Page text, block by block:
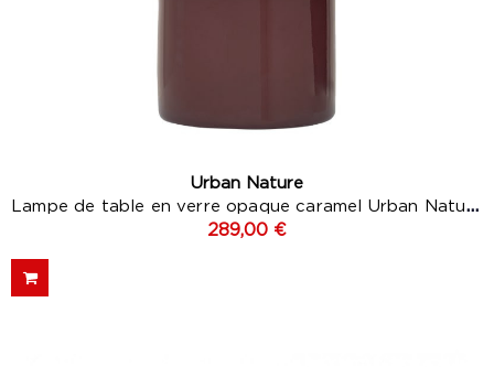
Urban Nature
Lampe de table en verre opaque caramel Urban Nature...
289,00 €